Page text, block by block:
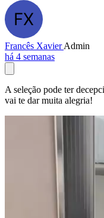
Francês XavierAdmin
há 4 semanas
A seleção pode ter
vai te dar muita alegria!